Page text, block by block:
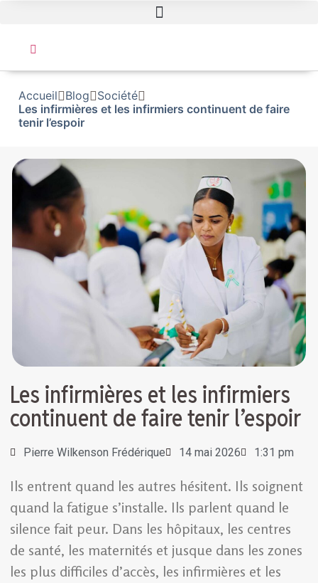
Accueil Blog
Société
Les infirmières et les infirmiers continuent de faire
tenir l’espoir
Les infirmières et les infirmiers
continuent de faire tenir l’espoir
Pierre Wilkenson Frédérique 14 mai 2026 1:31 pm
Ils entrent quand les autres hésitent. Ils soignent
quand la fatigue s’installe. Ils parlent quand le
silence fait peur. Dans les hôpitaux, les centres
de santé, les maternités et jusque dans les zones
les plus difficiles d’accès, les infirmières et les